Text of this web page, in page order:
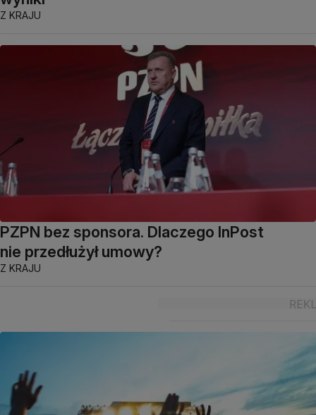
Z KRAJU
PZPN bez sponsora. Dlaczego InPost
nie przedłużył umowy?
Z KRAJU